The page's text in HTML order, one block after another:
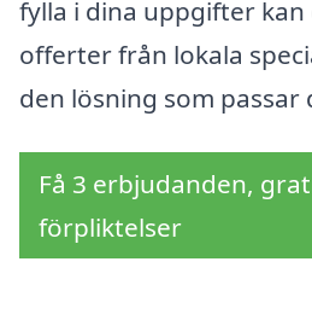
fylla i dina uppgifter kan
offerter från lokala
den lösning som passar
Få 3 erbjudanden,
förpliktelser